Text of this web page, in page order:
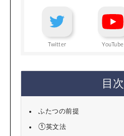
Twitter YouTube
目次
ふたつの前提
①英文法